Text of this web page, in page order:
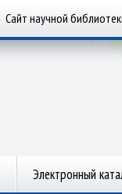
Сайт научной
Электронный